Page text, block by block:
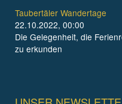
Taubertäler Wandertage
22.10.2022, 00:00
Die Gelegenheit, die
zu erkunden